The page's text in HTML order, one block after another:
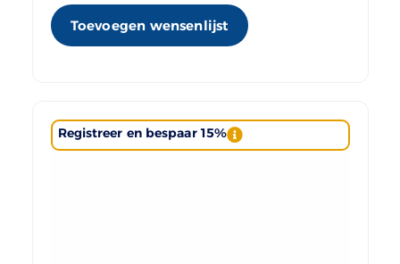
Toevoegen wensenlijst
Registreer en bespaar 15%